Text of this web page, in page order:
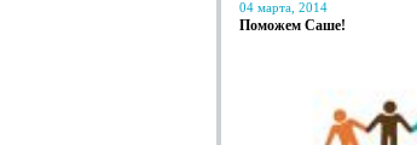
04 марта, 2014
Поможем Саше!